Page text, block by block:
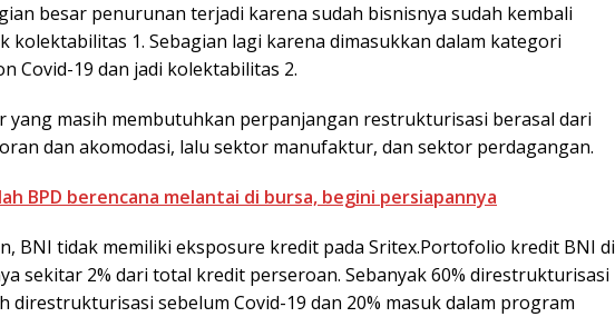
besar penurunan terjadi karena sudah bisnisnya sudah kembali
kolektabilitas 1. Sebagian lagi karena dimasukkan dalam kategori
Covid-19 dan jadi kolektabilitas 2.
yang masih membutuhkan perpanjangan restrukturisasi berasal dari
dan akomodasi, lalu sektor manufaktur, dan sektor perdagangan.
BPD berencana melantai di bursa, begini persiapannya
BNI tidak memiliki eksposure kredit pada Sritex.Portofolio kredit BNI di
sekitar 2% dari total kredit perseroan. Sebanyak 60% direstrukturisasi
direstrukturisasi sebelum Covid-19 dan 20% masuk dalam program